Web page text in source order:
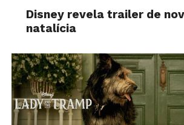
Disney revela trailer de
natalícia